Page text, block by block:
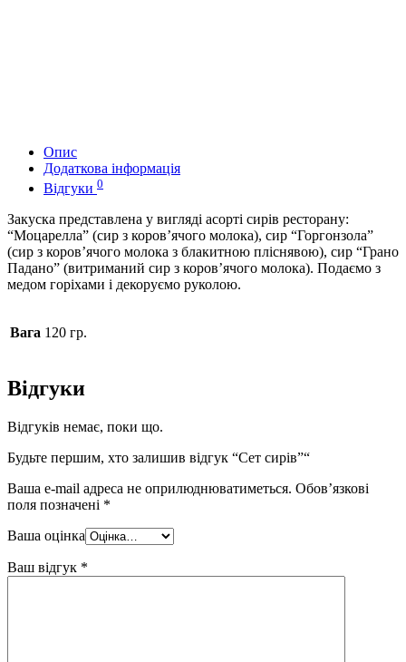
Опис
Додаткова інформація
Відгуки 0
Закуска представлена у вигляді асорті сирів ресторану:
“Моцарелла” (сир з коров’ячого молока), сир “Горгонзола”
(сир з коров’ячого молока з блакитною пліснявою), сир “Грано
Падано” (витриманий сир з коров’ячого молока). Подаємо з
медом горіхами і декоруємо руколою.
Вага 120 гр.
Відгуки
Відгуків немає, поки що.
Будьте першим, хто залишив відгук “Сет сирів”“
Ваша e-mail адреса не оприлюднюватиметься. Обов’язкові
поля позначені *
Ваша оцінка
Ваш відгук *